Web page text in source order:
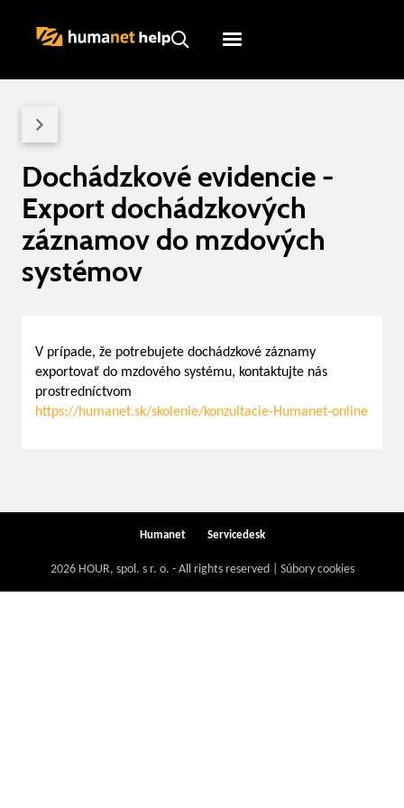
Humanet
Dochádzkové evidencie -
Export dochádzkových
záznamov do mzdových
systémov
V prípade, že potrebujete dochádzkové záznamy
exportovať do mzdového systému, kontaktujte nás
prostredníctvom
https://humanet.sk/skolenie/konzultacie-Humanet-online
2026 HOUR, spol. s r. o. - All rights reserved | Súbory cookies
Humanet Servicedesk